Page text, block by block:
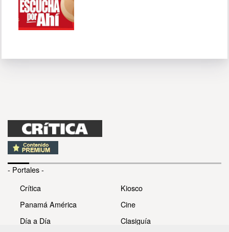
- Portales -
Crítica
Panamá América
Día a Día
Kiosco
Cine
Clasiguía